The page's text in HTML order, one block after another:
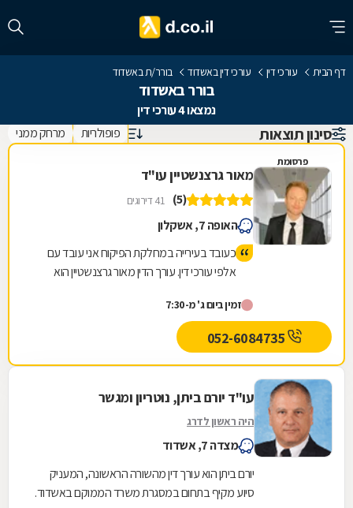
דף הבית עורכי דין עורכי דין באשדוד בורר/ת באשדוד
בורר באשדוד
נמצאו 4 עורכי דין
סינון תוצאות פופולריות מרחק ממני
פרסומת
מאור גרצנשטיין עו"ד
(5) 41 דירוגים
האופה 7, אשקלון
כעובד בעירייה במחלקת הפיקוח אני עובד עם
אלפי עורכי דין. עורך הדין מאור גרצנשטיין הוא
ממליצה עליו ואני ממליץ עליו. תודה רבה!
זמין ביום ג' מ-7:30
עו"ד יורם ביתן, נוטריון ומגשר
היה ראשון לדרג
מצדה 7, אשדוד
יורם ביתן הוא עורך דין מהשורה הראשונה, המעניק
סיוע מקיף בתחום במסגרת משרד הממוקם באשדוד.